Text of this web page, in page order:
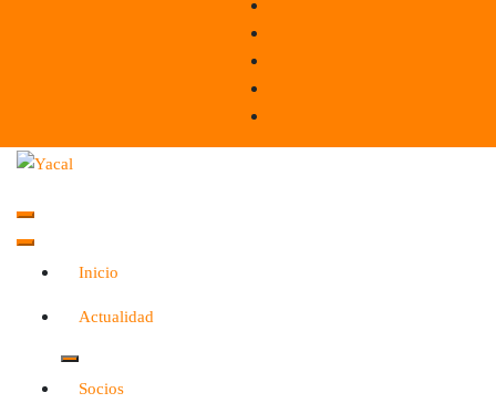
Inicio
Actualidad
Socios